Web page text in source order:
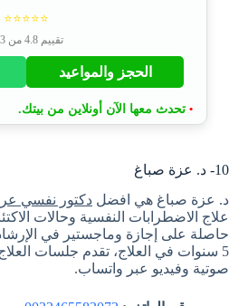
⭐⭐⭐⭐⭐
تقييم 4.8 من 243
الحجز والمواعيد
• تحدث معها الآن أونلاين من بيتك.
10- د. عزة صباغ
د. عزة صباغ هي افضل دكتور نفسي
علاج الاضطرابات النفسية وحالات
حاصلة على إجازة وماجستير في
5 سنوات في العلاج، تقدم جلسات
صوتية وفيديو عبر واتساب.